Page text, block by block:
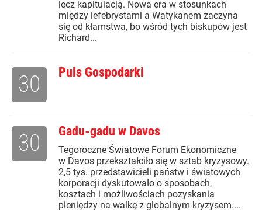
lecz kapitulacją. Nowa era w stosunkach
między lefebrystami a Watykanem zaczyna
się od kłamstwa, bo wśród tych biskupów jest
Richard...
Puls Gospodarki
30
Gadu-gadu w Davos
Tegoroczne Światowe Forum Ekonomiczne
w Davos przekształciło się w sztab kryzysowy.
2,5 tys. przedstawicieli państw i światowych
korporacji dyskutowało o sposobach,
kosztach i możliwościach pozyskania
pieniędzy na walkę z globalnym kryzysem....
30